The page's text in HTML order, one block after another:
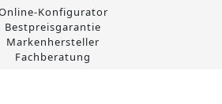
Konfigurator
Bestpreisgarantie
Markenhersteller
Fachberatung